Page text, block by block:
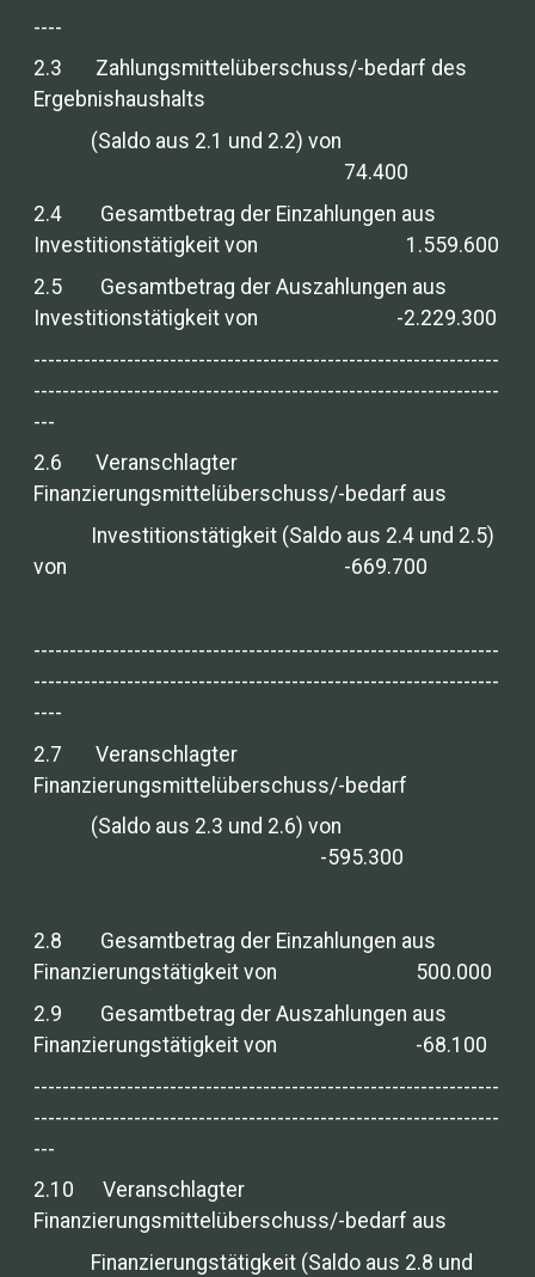
----
2.3 Zahlungsmittelüberschuss/-bedarf des
Ergebnishaushalts
(Saldo aus 2.1 und 2.2) von
74.400
2.4 Gesamtbetrag der Einzahlungen aus
Investitionstätigkeit von 1.559.600
2.5 Gesamtbetrag der Auszahlungen aus
Investitionstätigkeit von -2.229.300
-----------------------------------------------------------------
-----------------------------------------------------------------
---
2.6 Veranschlagter
Finanzierungsmittelüberschuss/-bedarf aus
Investitionstätigkeit (Saldo aus 2.4 und 2.5)
von -669.700
-----------------------------------------------------------------
-----------------------------------------------------------------
----
2.7 Veranschlagter
Finanzierungsmittelüberschuss/-bedarf
(Saldo aus 2.3 und 2.6) von
-595.300
2.8 Gesamtbetrag der Einzahlungen aus
Finanzierungstätigkeit von 500.000
2.9 Gesamtbetrag der Auszahlungen aus
Finanzierungstätigkeit von -68.100
-----------------------------------------------------------------
-----------------------------------------------------------------
---
2.10 Veranschlagter
Finanzierungsmittelüberschuss/-bedarf aus
Finanzierungstätigkeit (Saldo aus 2.8 und